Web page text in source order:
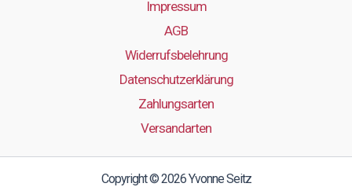
Impressum
AGB
Widerrufsbelehrung
Datenschutzerklärung
Zahlungsarten
Versandarten
Copyright © 2026 Yvonne Seitz